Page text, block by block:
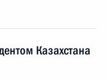
Казахстана